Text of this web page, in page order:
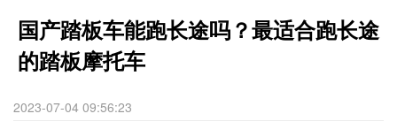
国产踏板车能跑长途吗？最适合跑长途
的踏板摩托车
2023-07-04 09:56:23